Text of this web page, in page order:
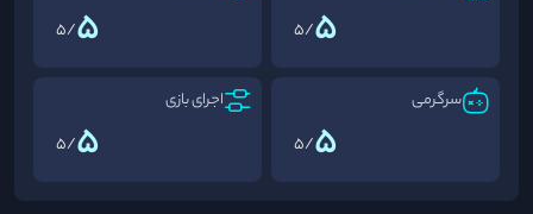
5
/5
5
/5
سرگرمی
5
/5
اجرای بازی
5
/5